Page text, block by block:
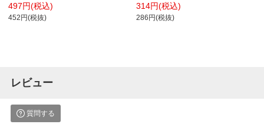
497円(税込)
452円(税抜)
314円(税込)
286円(税抜)
レビュー
質問する